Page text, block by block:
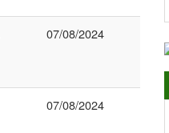
07/08/2024
07/08/2024